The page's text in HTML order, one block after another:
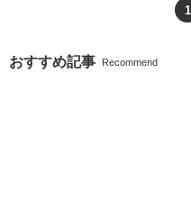
1
おすすめ記事 Recommend